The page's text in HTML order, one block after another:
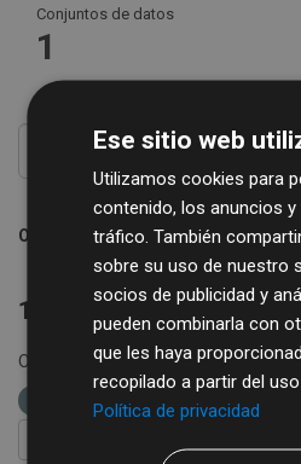
Conjuntos de datos
1
Ordenar por
1 conjunto de datos
Organizaciones: Diputación de
etiquetas: bibliobus
Ese sitio web
Utilizamos cookies para
contenido, los anuncios
tráfico. También
sobre su uso de nuestro
socios de publicidad y
pueden combinarla con
que les haya
recopilado a partir del
Política de privacidad